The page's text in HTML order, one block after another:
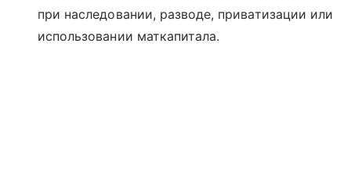
при наследовании, разводе, приватизации или
использовании маткапитала.